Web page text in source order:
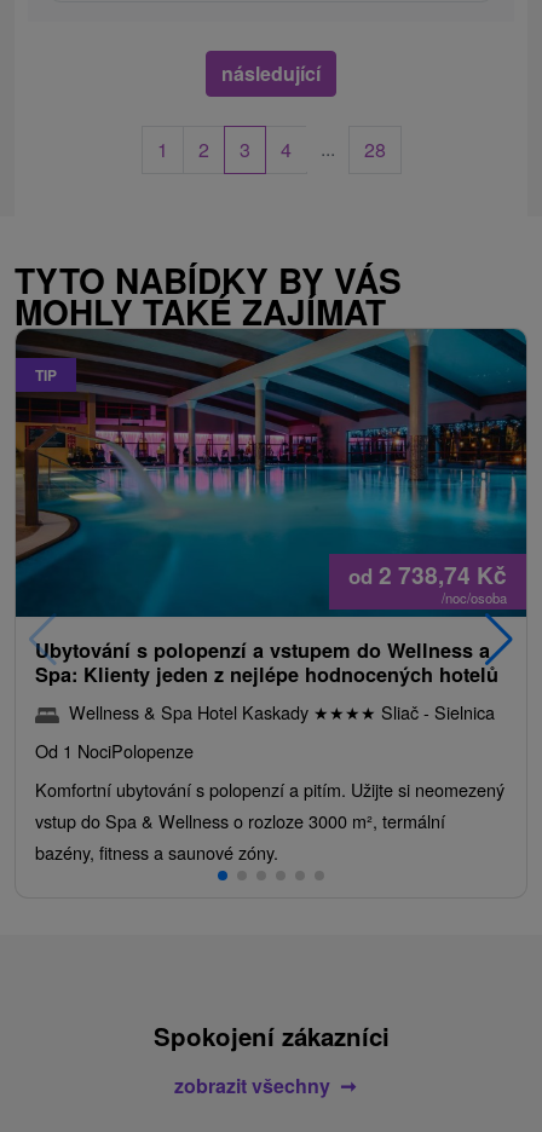
následující
1 2 3 4 ... 28
TYTO NABÍDKY BY VÁS
MOHLY TAKÉ ZAJÍMAT
TIP
od 2 738,74 Kč
/noc/osoba
Ubytování s polopenzí a vstupem do Wellness a
Spa: Klienty jeden z nejlépe hodnocených hotelů
Wellness & Spa Hotel Kaskady ★★★★ Sliač - Sielnica
Od 1 NociPolopenze
Komfortní ubytování s polopenzí a pitím. Užijte si neomezený
vstup do Spa & Wellness o rozloze 3000 m², termální
bazény, fitness a saunové zóny.
Spokojení zákazníci
zobrazit všechny